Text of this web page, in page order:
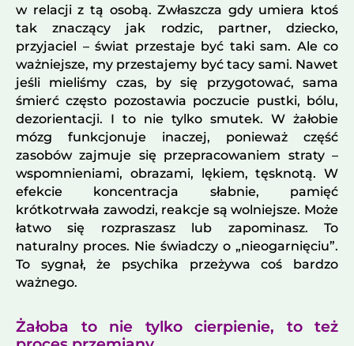
w relacji z tą osobą. Zwłaszcza gdy umiera ktoś
tak znaczący jak rodzic, partner, dziecko,
przyjaciel – świat przestaje być taki sam. Ale co
ważniejsze, my przestajemy być tacy sami. Nawet
jeśli mieliśmy czas, by się przygotować, sama
śmierć często pozostawia poczucie pustki, bólu,
dezorientacji. I to nie tylko smutek. W żałobie
mózg funkcjonuje inaczej, ponieważ część
zasobów zajmuje się przepracowaniem straty –
wspomnieniami, obrazami, lękiem, tęsknotą. W
efekcie koncentracja słabnie, pamięć
krótkotrwała zawodzi, reakcje są wolniejsze. Może
łatwo się rozpraszasz lub zapominasz. To
naturalny proces. Nie świadczy o „nieogarnięciu”.
To sygnał, że psychika przeżywa coś bardzo
ważnego.
Żałoba to nie tylko cierpienie, to też